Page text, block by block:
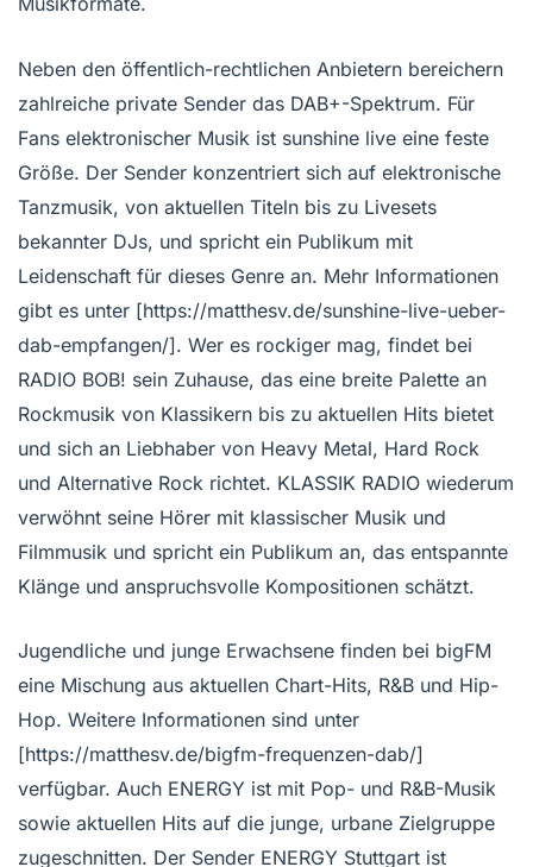
Neben den öffentlich-rechtlichen Anbietern bereichern
zahlreiche private Sender das DAB+-Spektrum. Für
Fans elektronischer Musik ist sunshine live eine feste
Größe. Der Sender konzentriert sich auf elektronische
Tanzmusik, von aktuellen Titeln bis zu Livesets
bekannter DJs, und spricht ein Publikum mit
Leidenschaft für dieses Genre an. Mehr Informationen
gibt es unter [https://matthesv.de/sunshine-live-ueber-
dab-empfangen/]. Wer es rockiger mag, findet bei
RADIO BOB! sein Zuhause, das eine breite Palette an
Rockmusik von Klassikern bis zu aktuellen Hits bietet
und sich an Liebhaber von Heavy Metal, Hard Rock
und Alternative Rock richtet. KLASSIK RADIO wiederum
verwöhnt seine Hörer mit klassischer Musik und
Filmmusik und spricht ein Publikum an, das entspannte
Klänge und anspruchsvolle Kompositionen schätzt.
Jugendliche und junge Erwachsene finden bei bigFM
eine Mischung aus aktuellen Chart-Hits, R&B und Hip-
Hop. Weitere Informationen sind unter
[https://matthesv.de/bigfm-frequenzen-dab/]
verfügbar. Auch ENERGY ist mit Pop- und R&B-Musik
sowie aktuellen Hits auf die junge, urbane Zielgruppe
zugeschnitten. Der Sender ENERGY Stuttgart ist